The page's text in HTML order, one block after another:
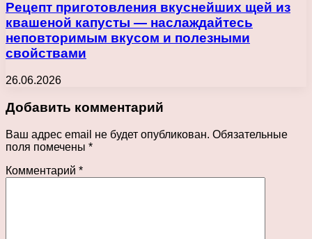
Рецепт приготовления вкуснейших щей из
квашеной капусты — наслаждайтесь
неповторимым вкусом и полезными
свойствами
26.06.2026
Добавить комментарий
Ваш адрес email не будет опубликован. Обязательные
поля помечены *
Комментарий *